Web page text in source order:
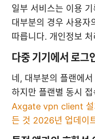
일부 서비스는 이용
대부분의 경우 사용자
따릅니다. 개인정보
다중 기기에서 로그
네, 대부분의 플랜에
하지만 플랜별 동시
Axgate vpn client 설
든 것 2026년 업데이